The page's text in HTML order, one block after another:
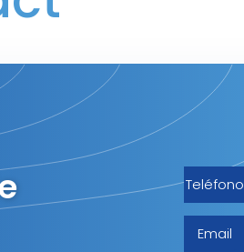
Teléfono
Email